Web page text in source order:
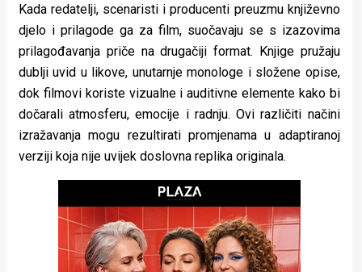
Places
Aktivizam
Aktuelnosti
Promo
About
Magazin
Kada redatelji, scenaristi i producenti preuzmu književno
djelo i prilagode ga za film, suočavaju se s izazovima
prilagođavanja priče na drugačiji format. Knjige pružaju
dublji uvid u likove, unutarnje monologe i složene opise,
dok filmovi koriste vizualne i auditivne elemente kako bi
dočarali atmosferu, emocije i radnju. Ovi različiti načini
izražavanja mogu rezultirati promjenama u adaptiranoj
verziji koja nije uvijek doslovna replika originala.